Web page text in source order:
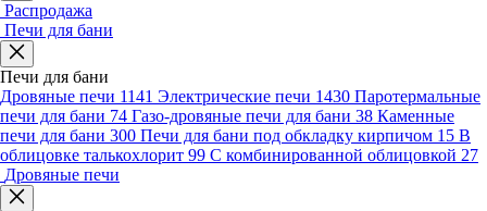
Распродажа
Печи для бани
Печи для бани
Дровяные печи 1141 Электрические печи 1430 Паротермальные
печи для бани 74 Газо-дровяные печи для бани 38 Каменные
печи для бани 300 Печи для бани под обкладку кирпичом 15 В
облицовке талькохлорит 99 С комбинированной облицовкой 27
Дровяные печи